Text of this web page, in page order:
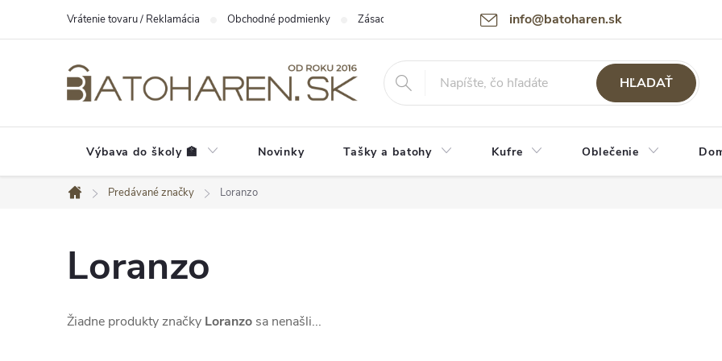
info@batoharen.sk
Vrátenie tovaru / Reklamácia Obchodné podmienky Zásady spracovania osobných údajov (GDPR) Podmienky použitia webu
HĽADAŤ
Výbava do školy 🏫 Novinky Tašky a batohy Kufre Oblečenie
Domov
Predávané značky Loranzo
Loranzo
Žiadne produkty značky Loranzo sa nenašli...